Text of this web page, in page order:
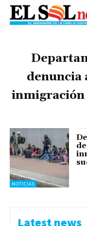
denuncia
inmigración
NOTICIAS
Latest news